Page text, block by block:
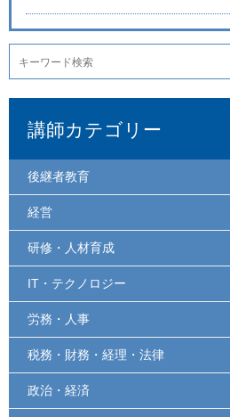
講師カテゴリー
後継者教育
経営
研修・人材育成
IT・テクノロジー
労務・人事
税務・財務・経理・法律
政治・経済